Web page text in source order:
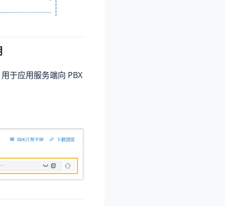
于应用服务端向 PBX